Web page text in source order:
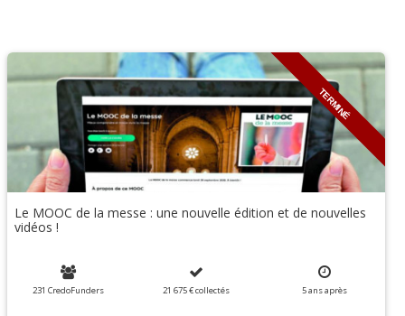
TERMINÉ
Le MOOC de la messe : une nouvelle édition et de nouvelles
vidéos !
231 CredoFunders 21 675 €collectés 5ansaprès